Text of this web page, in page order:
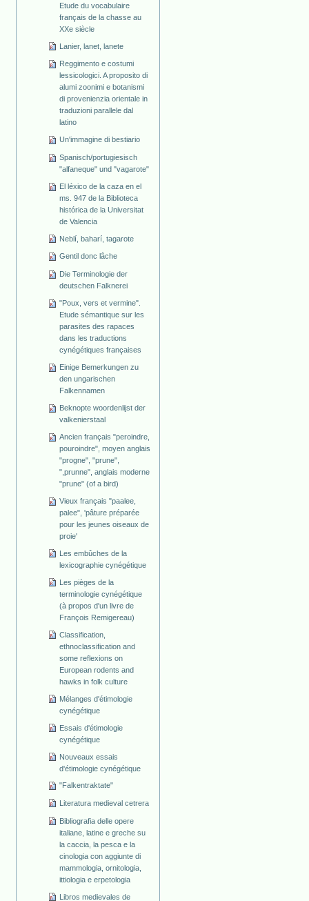
Etude du vocabulaire
français de la chasse au
XXe siècle
Lanier, lanet, lanete
Reggimento e costumi
lessicologici. A proposito di
alumi zoonimi e botanismi
di provenienzia orientale in
traduzioni parallele dal
latino
Un'immagine di bestiario
Spanisch/portugiesisch
"alfaneque" und "vagarote"
El léxico de la caza en el
ms. 947 de la Biblioteca
histórica de la Universitat
de Valencia
Neblí, baharí, tagarote
Gentil donc lâche
Die Terminologie der
deutschen Falknerei
"Poux, vers et vermine".
Etude sémantique sur les
parasites des rapaces
dans les traductions
cynégétiques françaises
Einige Bemerkungen zu
den ungarischen
Falkennamen
Beknopte woordenlijst der
valkenierstaal
Ancien français "peroindre,
pouroindre", moyen anglais
"progne", "prune",
",prunne", anglais moderne
"prune" (of a bird)
Vieux français "paalee,
palee", 'pâture préparée
pour les jeunes oiseaux de
proie'
Les embûches de la
lexicographie cynégétique
Les pièges de la
terminologie cynégétique
(à propos d'un livre de
François Remigereau)
Classification,
ethnoclassification and
some reflexions on
European rodents and
hawks in folk culture
Mélanges d'étimologie
cynégétique
Essais d'étimologie
cynégétique
Nouveaux essais
d'étimologie cynégétique
"Falkentraktate"
Literatura medieval cetrera
Bibliografia delle opere
italiane, latine e greche su
la caccia, la pesca e la
cinologia con aggiunte di
mammologia, ornitologia,
ittiologia e erpetologia
Libros medievales de